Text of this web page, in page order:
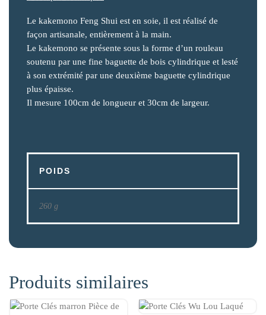
Le kakemono Feng Shui est en soie, il est réalisé de
façon artisanale, entièrement à la main.
Le kakemono se présente sous la forme d’un rouleau
soutenu par une fine baguette de bois cylindrique et lesté
à son extrémité par une deuxième baguette cylindrique
plus épaisse.
Il mesure 100cm de longueur et 30cm de largeur.
POIDS
260 g
Produits similaires